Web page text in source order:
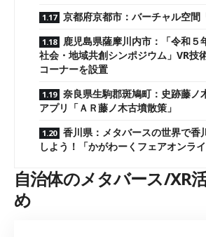
京都府京都市：バーチャル空間
鹿児島県薩摩川内市：「令和５
社会・地域共創シンポジウム」VR技
コーナーを設置
奈良県生駒郡斑鳩町：史跡藤ノ
アプリ「ＡＲ藤ノ木古墳散策」
香川県：メタバースの世界で香
しよう！「かがわーくフェアオンライ
自治体のメタバース/XR
め